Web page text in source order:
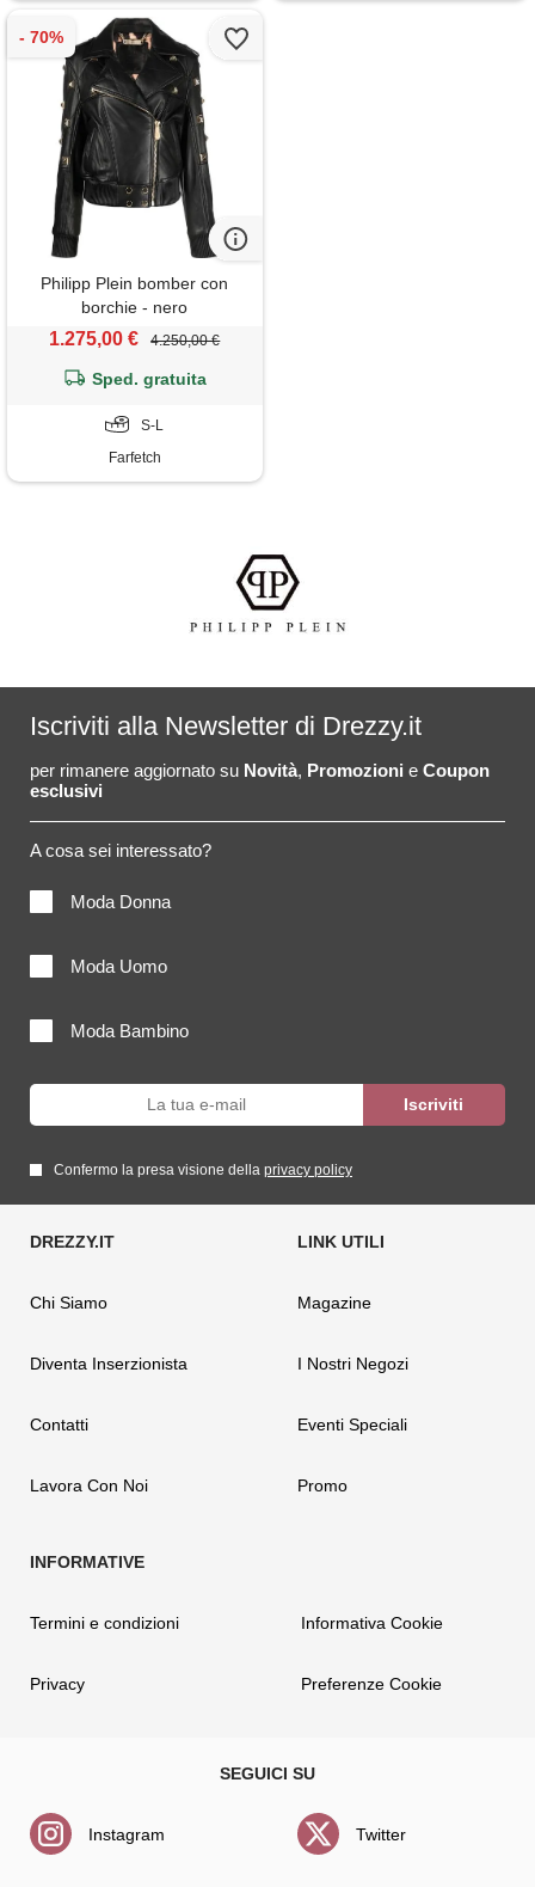
Philipp Plein bomber con
borchie - nero
1.275,00 € 4.250,00 €
Sped. gratuita
S-L
Farfetch
Iscriviti alla Newsletter di Drezzy.it
per rimanere aggiornato su Novità, Promozioni e Coupon
esclusivi
A cosa sei interessato?
Moda Donna
Moda Uomo
Moda Bambino
Confermo la presa visione della privacy policy
Chi Siamo
Diventa Inserzionista
Contatti
Lavora Con Noi
Magazine
I Nostri Negozi
Eventi Speciali
Promo
Termini e condizioni
Privacy
Informativa Cookie
Preferenze Cookie
Instagram Twitter